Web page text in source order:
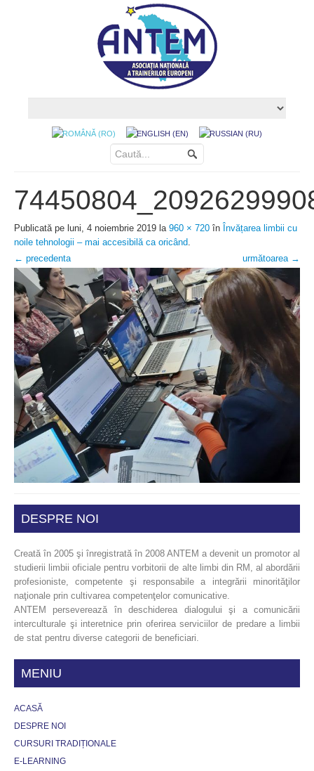
Publicatăpe luni, 4 noiembrie 2019 la 960 × 720 în Învățarea limbii cu
noile tehnologii – mai accesibilă ca oricând.
← precedenta
următoarea →
DESPRE NOI
Creată în 2005 şi înregistrată în 2008 ANTEM a devenit un promotor al
studierii limbii oficiale pentru vorbitorii de alte limbi din RM, al abordării
profesioniste, competente şi responsabile a integrării minorităţilor
naţionale prin cultivarea competenţelor comunicative.
ANTEM perseverează în deschiderea dialogului şi a comunicării
interculturale şi interetnice prin oferirea serviciilor de predare a limbii
de stat pentru diverse categorii de beneficiari.
MENIU
ACASĂ
DESPRE NOI
CURSURI TRADIȚIONALE
E-LEARNING